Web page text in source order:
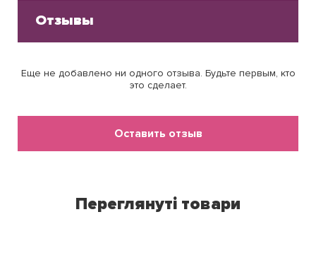
Отзывы
Еще не добавлено ни одного отзыва. Будьте первым, кто
это сделает.
Оставить отзыв
Переглянуті товари